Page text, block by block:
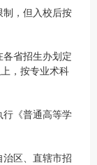
，但入校后按
省招生办划定
，按专业术科
《普通高等学
区、直辖市招